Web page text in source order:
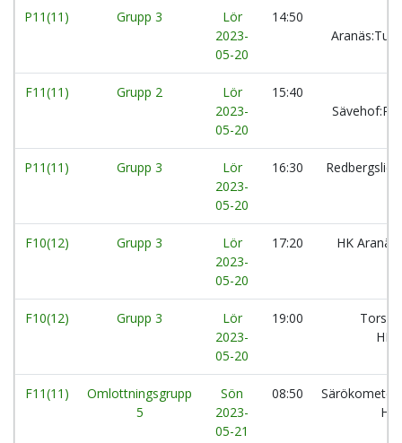
P11(11) Grupp 3
Lör
2023-
05-20
14:50
F11(11) Grupp 2
Lör
2023-
05-20
15:40
P11(11) Grupp 3
Lör
2023-
05-20
16:30
F10(12) Grupp 3
Lör
2023-
05-20
17:20 HK
F10(12) Grupp 3
Lör
2023-
05-20
19:00
F11(11)
Omlottningsgrupp
5
Sön
2023-
05-21
08:50
HK